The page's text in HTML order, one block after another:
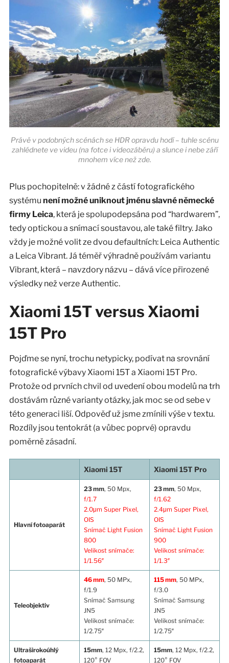
Právě v podobných scénách se HDR opravdu hodí – tuhle scénu
zahlédnete ve videu (na fotce i videozáběru) a slunce i nebe září
mnohem více než zde.
Plus pochopitelně: v žádné z částí fotografického
systému není možné uniknout jménu slavné německé
firmy Leica, která je spolupodepsána pod “hardwarem”,
tedy optickou a snímací soustavou, ale také filtry. Jako
vždy je možné volit ze dvou defaultních: Leica Authentic
a Leica Vibrant. Já téměř výhradně používám variantu
Vibrant, která – navzdory názvu – dává více přirozené
výsledky než verze Authentic.
Xiaomi 15T versus Xiaomi
15T Pro
Pojďme se nyní, trochu netypicky, podívat na srovnání
fotografické výbavy Xiaomi 15T a Xiaomi 15T Pro.
Protože od prvních chvil od uvedení obou modelů na trh
dostávám různé varianty otázky, jak moc se od sebe v
této generaci liší. Odpověď už jsme zmínili výše v textu.
Rozdíly jsou tentokrát (a vůbec poprvé) opravdu
poměrně zásadní.
Xiaomi 15T Xiaomi 15T Pro
Hlavní fotoaparát
23 mm, 50 Mpx,
f/1.7
2.0μm Super Pixel,
OIS
Snímač Light Fusion
800
Velikost snímače:
1/1.56″
23 mm, 50 Mpx,
f/1.62
2.4μm Super Pixel,
OIS
Snímač Light Fusion
900
Velikost snímače:
1/1.3″
Teleobjektiv
46 mm, 50 MPx,
f/1.9
Snímač Samsung
JN5
Velikost snímače:
1/2.75″
115 mm, 50 MPx,
f/3.0
Snímač Samsung
JN5
Velikost snímače:
1/2.75″
Ultraširokoúhlý
fotoaparát
15mm, 12 Mpx, f/2.2,
120° FOV
15mm, 12 Mpx, f/2.2,
120° FOV